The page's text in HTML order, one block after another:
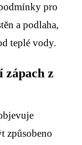
pro
a podlaha,
teplé vody.
zápach z
způsobeno